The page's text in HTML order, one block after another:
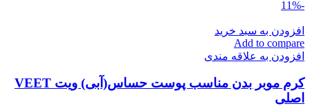
-11%
افزودن به سبد خرید
Add to compare
افزودن به علاقه مندی
کرم موبر بدن مناسب پوست حساس(آبی) ویت VEET
اصلی